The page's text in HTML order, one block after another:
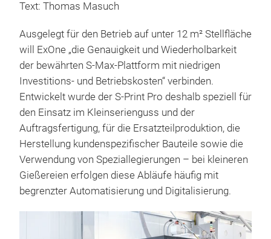
Text: Thomas Masuch
Ausgelegt für den Betrieb auf unter 12 m² Stellfläche
will ExOne „die Genauigkeit und Wiederholbarkeit
der bewährten S-Max-Plattform mit niedrigen
Investitions- und Betriebskosten“ verbinden.
Entwickelt wurde der S-Print Pro deshalb speziell für
den Einsatz im Kleinserienguss und der
Auftragsfertigung, für die Ersatzteilproduktion, die
Herstellung kundenspezifischer Bauteile sowie die
Verwendung von Speziallegierungen – bei kleineren
Gießereien erfolgen diese Abläufe häufig mit
begrenzter Automatisierung und Digitalisierung.